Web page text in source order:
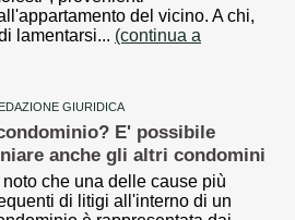
del vicino. A chi,
lamentarsi... (continua a
GIURIDICA
E' possibile
anche gli altri condomini
noto che una delle cause più
di litigi all'interno di un